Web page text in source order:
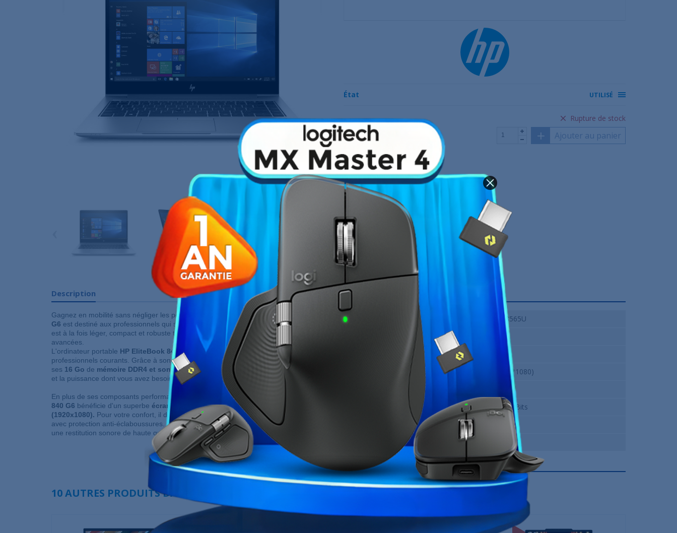
État UTILISÉ
Rupture de stock
Ajouter au panier
Description
Gagnez en mobilité sans négliger les performances ! Le PC portable
HP EliteBook 840
G6 est destiné aux professionnels qui se déplacent souvent. Conçu pour la mobilité, il
est à la fois léger, compact et robuste tout en intégrant des fonctionnalités de sécurité
avancées.
L'ordinateur portable HP EliteBook 840 G6
est parfait pour tous les besoins
professionnels courants. Grâce à son processeur
Intel Core i7-8565U,
ses 16 Go de mémoire DDR4 et son SSD M.2 PCIe de
, il vous offre la vitesse
et la puissance dont vous avez besoin pour travailler avec efficacité.
En plus de ses composants performants, le PC portableprofessionnel HP EliteBook
840 G6 bénéficie d'un superbe écran de 14 poucesavec résolution
(1920x1080). Pour votre confort, il dispose aussi d'un clavier à touches rétroéclairées
avec protection anti-éclaboussures. Son système audio Bang & Olufsen offre également
une restitution sonore de haute qualité.
Fiche technique
Type de Processeur
Intel Core i7-8565U
256 Go
14" FHD (1920*1080)
QWERTY
Système d'exploitation
Windows 11 64 Bits
Hewlett-Packard
3 Mois
Références spécifiques
10 AUTRES PRODUITS DANS LA MÊME CATÉGORIE :